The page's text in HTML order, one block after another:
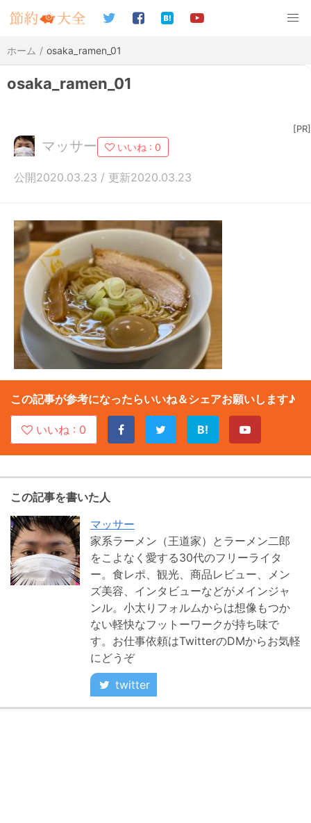
ホーム osaka_ramen_01
osaka_ramen_01
[PR]
マッサー いいね : 0
公開2020.03.23 / 更新2020.03.23
この記事が参考になったらいいね＆シェアお願いします♪
いいね : 0 B!
この記事を書いた人
マッサー
家系ラーメン（王道家）とラーメン二郎
をこよなく愛する30代のフリーライタ
ー。食レポ、観光、商品レビュー、メン
ズ美容、インタビューなどがメインジャ
ンル。小太りフォルムからは想像もつか
ない軽快なフットーワークが持ち味で
す。お仕事依頼はTwitterのDMからお気軽
にどうぞ
twitter